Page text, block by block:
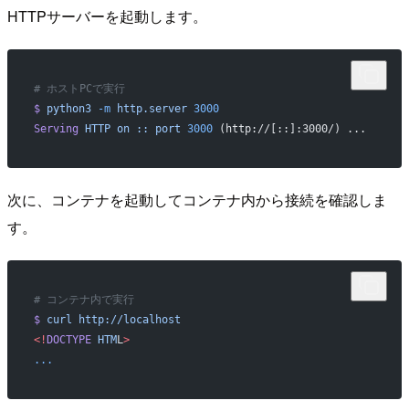
HTTPサーバーを起動します。
# ホストPCで実行
$ python3 -m http.server 3000
Serving HTTP on :: port 3000 (http://[::]:3000/) ...
次に、コンテナを起動してコンテナ内から接続を確認しま
す。
# コンテナ内で実行
$ curl http://localhost
<! DOCTYPE HTM L>
...